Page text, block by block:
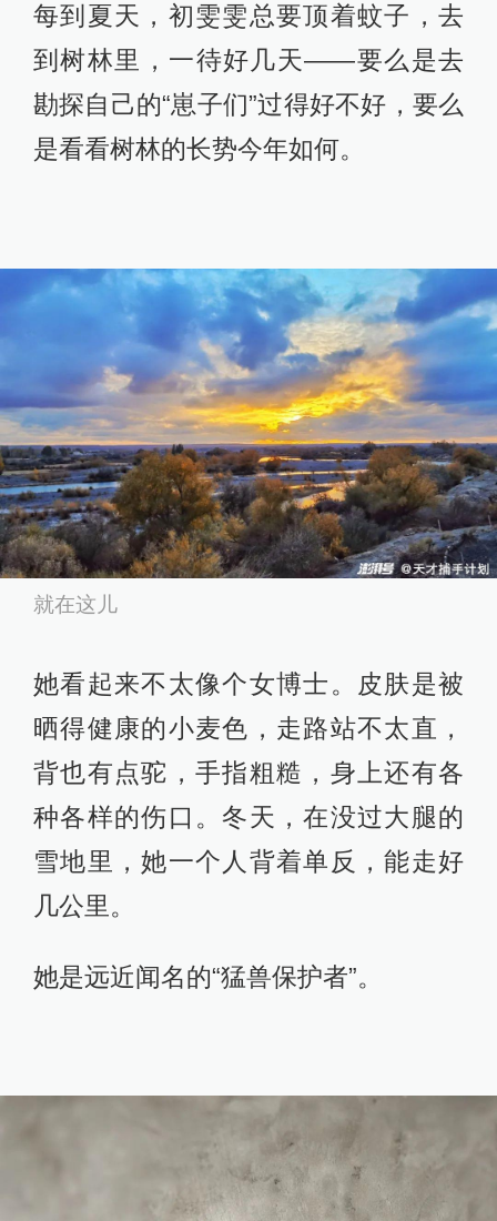
每到夏天，初雯雯总要顶着蚊子，去
到树林里，一待好几天——要么是去
勘探自己的“崽子们”过得好不好，要么
是看看树林的长势今年如何。
就在这儿
她看起来不太像个女博士。皮肤是被
晒得健康的小麦色，走路站不太直，
背也有点驼，手指粗糙，身上还有各
种各样的伤口。冬天，在没过大腿的
雪地里，她一个人背着单反，能走好
几公里。
她是远近闻名的“猛兽保护者”。